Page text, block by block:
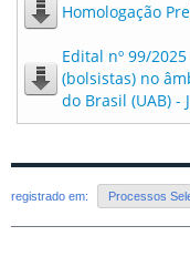
Homologação
Edital nº 99/
(bolsistas) no
do Brasil (UAB) -
registrado em: Processos